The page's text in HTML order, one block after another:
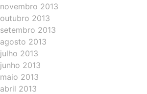
novembro 2013
outubro 2013
setembro 2013
agosto 2013
julho 2013
junho 2013
maio 2013
abril 2013